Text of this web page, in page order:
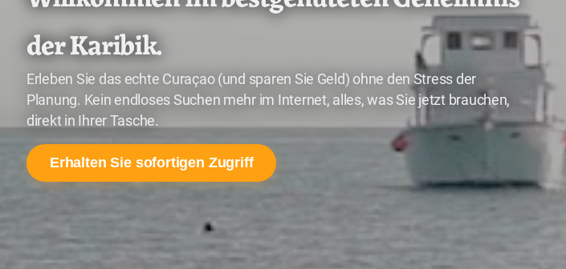
der Karibik.
Erleben Sie das echte Curaçao (und sparen Sie Geld) ohne den Stress der
Planung. Kein endloses Suchen mehr im Internet, alles, was Sie jetzt brauchen,
direkt in Ihrer Tasche.
Erhalten Sie sofortigen Zugriff